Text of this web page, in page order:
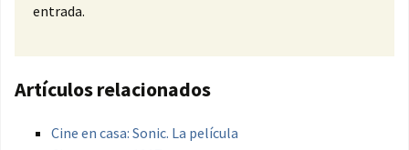
entrada.
Artículos relacionados
Cine en casa: Sonic. La película